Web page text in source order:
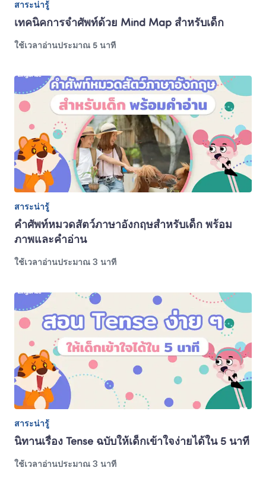
สาระน่ารู้
เทคนิคการจำศัพท์ด้วย Mind Map สำหรับเด็ก
ใช้เวลาอ่านประมาณ 5 นาที
สาระน่ารู้
คำศัพท์หมวดสัตว์ภาษาอังกฤษสำหรับเด็ก พร้อม
ภาพและคำอ่าน
ใช้เวลาอ่านประมาณ 3 นาที
สาระน่ารู้
นิทานเรื่อง Tense ฉบับให้เด็กเข้าใจง่ายได้ใน 5 นาที
ใช้เวลาอ่านประมาณ 3 นาที